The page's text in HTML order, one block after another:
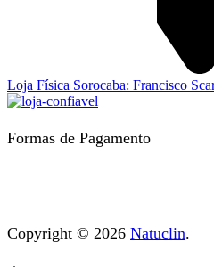
Loja Física Sorocaba: Francisco
Formas de Pagamento
Copyright © 2026 Natuclin.